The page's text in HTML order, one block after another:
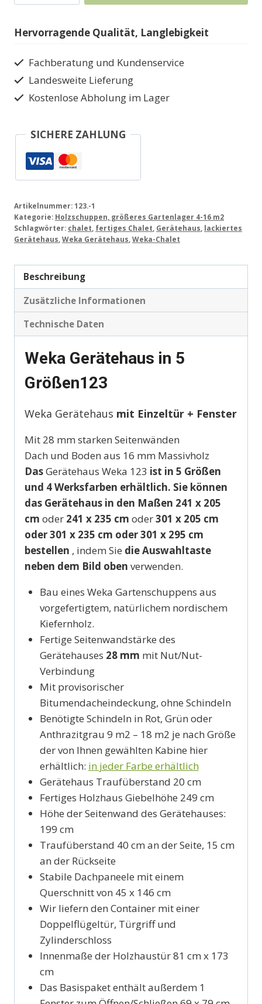
in
Größen123
Menge
Hervorragende Qualität, Langlebigkeit
Fachberatung und Kundenservice
Landesweite Lieferung
Kostenlose Abholung im Lager
SICHERE ZAHLUNG
Artikelnummer:123.-1
Kategorie: Holzschuppen, größeres Gartenlager 4-16 m2
Schlagwörter: chalet fertiges Chalet Gerätehaus lackiertes
Gerätehaus Weka Gerätehaus Weka-Chalet
Beschreibung
Zusätzliche Informationen
Technische Daten
Weka Gerätehaus in 5
Größen123
Weka Gerätehaus mit Einzeltür + Fenster
Mit 28 mm starken Seitenwänden
Dach und Boden aus 16 mm Massivholz
DasGerätehaus Weka 123 ist in 5 Größen
und 4 Werksfarben erhältlich. Sie können
das Gerätehaus in den Maßen 241 x 205
cm oder 241 x 235 cm oder301 x 205 cm
oder 301 x 235 cm oder 301 x 295 cm
bestellen , indem Sie die Auswahltaste
neben dem Bild oben verwenden.
Bau eines Weka Gartenschuppens aus
vorgefertigtem, natürlichem nordischem
Kiefernholz.
Fertige Seitenwandstärke des
Gerätehauses 28 mm mit Nut/Nut-
Verbindung
Mit provisorischer
Bitumendacheindeckung, ohne Schindeln
Benötigte Schindeln in Rot, Grün oder
Anthrazitgrau 9 m2 – 18 m2 je nach Größe
der von Ihnen gewählten Kabine hier
erhältlich: in jeder Farbe erhältlich
Gerätehaus Traufüberstand 20 cm
Fertiges Holzhaus Giebelhöhe 249 cm
Höhe der Seitenwand des Gerätehauses:
199 cm
Traufüberstand 40 cm an der Seite, 15 cm
an der Rückseite
Stabile Dachpaneele mit einem
Querschnitt von 45 x 146 cm
Wir liefern den Container mit einer
Doppelflügeltür, Türgriff und
Zylinderschloss
Innenmaße der Holzhaustür 81 cm x 173
cm
Das Basispaket enthält außerdem 1